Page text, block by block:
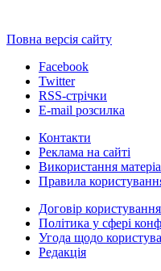
Повна версія сайту
Facebook
Twitter
RSS-стрічки
E-mail розсилка
Контакти
Реклама на сайті
Використання
Правила
Договір
Політика у сфері
Угода щодо
Редакція